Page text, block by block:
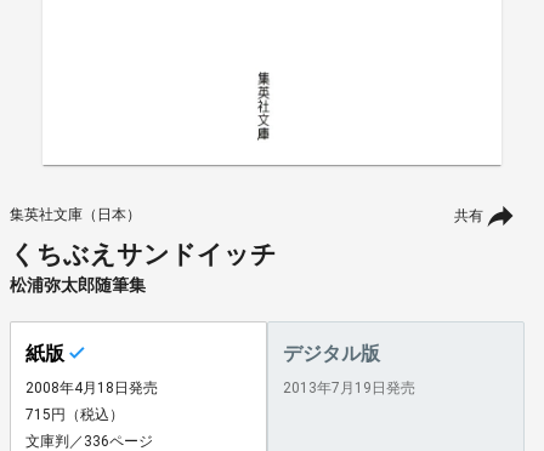
共有
集英社文庫（日本）
くちぶえサンドイッチ
松浦弥太郎随筆集
紙版
2008年4月18日発売
715円（税込）
文庫判／336ページ
デジタル版
2013年7月19日発売